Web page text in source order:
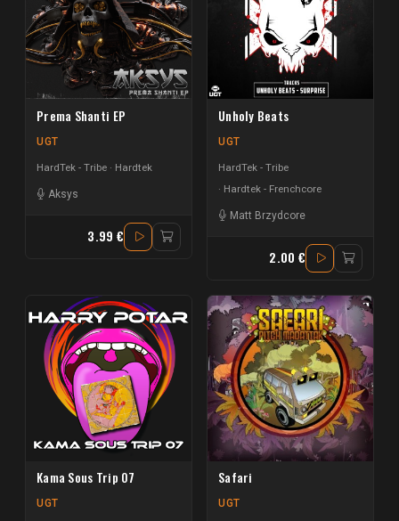
Prema Shanti EP
UGT
HardTek - Tribe Hardtek
Aksys
3.99 €
Unholy Beats
UGT
HardTek - Tribe
Hardtek - Frenchcore
Matt Brzydcore
2.00 €
Kama Sous Trip 07
UGT
Safari
UGT